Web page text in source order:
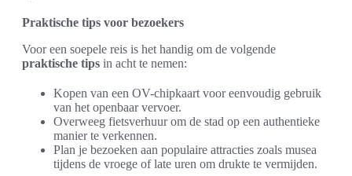
Praktische tips voor bezoekers
Voor een soepele reis is het handig om de volgende
praktische tips in acht te nemen:
Kopen van een OV-chipkaart voor eenvoudig gebruik
van het openbaar vervoer.
Overweeg fietsverhuur om de stad op een authentieke
manier te verkennen.
Plan je bezoeken aan populaire attracties zoals musea
tijdens de vroege of late uren om drukte te vermijden.